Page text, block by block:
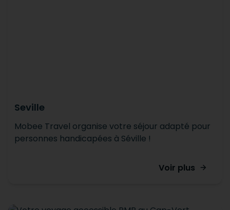
Seville
Mobee Travel organise votre séjour adapté pour
personnes handicapées à Séville !
Voir plus